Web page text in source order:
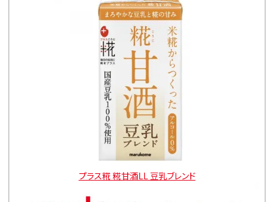
プラス糀 糀甘酒LL 豆乳ブレンド